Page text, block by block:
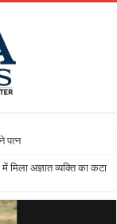
अज्ञात व्यक्ति का कटा